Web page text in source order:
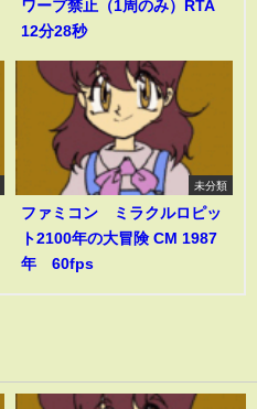
ワープ禁止（1周のみ）RTA
12分28秒
未分類
ファミコン ミラクルロピッ
ト2100年の大冒険 CM 1987
年 60fps